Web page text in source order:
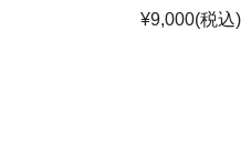
¥9,000(税込)